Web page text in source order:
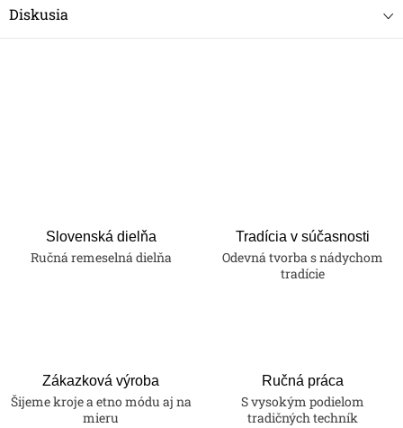
Diskusia
Slovenská dielňa
Ručná remeselná dielňa
Tradícia v súčasnosti
Odevná tvorba s nádychom
tradície
Zákazková výroba
Šijeme kroje a etno módu aj na
mieru
Ručná práca
S vysokým podielom
tradičných techník